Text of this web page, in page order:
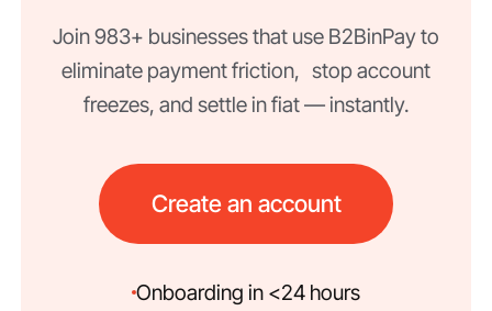
Join 983+ businesses that use B2BinPay to
eliminate payment friction, stop account
freezes, and settle in fiat — instantly.
Create an account
Onboarding in <24 hours